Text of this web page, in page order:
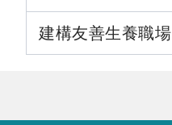
建構友善生養職場